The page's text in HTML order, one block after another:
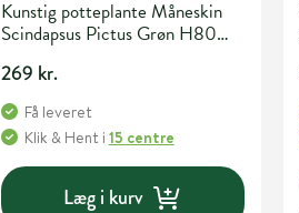
Kunstig potteplante Måneskin
Scindapsus Pictus Grøn H80
269 kr.
Få leveret
Klik & Hent i 15 centre
Læg i kurv